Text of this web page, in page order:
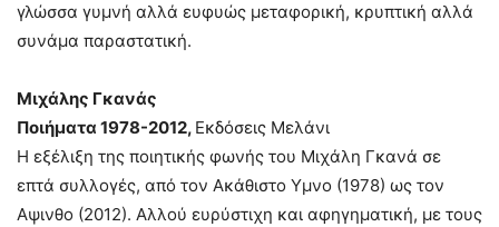
γλώσσα γυμνή αλλά ευφυώς μεταφορική, κρυπτική αλλά
συνάμα παραστατική.
Μιχάλης Γκανάς
Ποιήματα 1978-2012, Εκδόσεις Μελάνι
Η εξέλιξη της ποιητικής φωνής του Μιχάλη Γκανά σε
επτά συλλογές, από τον Ακάθιστο Υμνο (1978) ως τον
Αψινθο (2012). Αλλού ευρύστιχη και αφηγηματική, με τους